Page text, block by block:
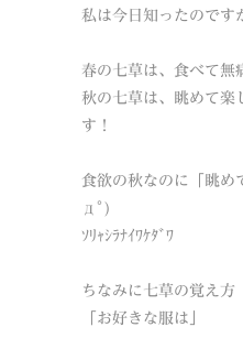
私は今日知ったのです
春の七草は、食べて無
秋の七草は、眺めて楽
す！
食欲の秋なのに「眺め
дﾟ)
ｿﾘｬｼﾗﾅｲﾜｹﾀﾞﾜ
ちなみに七草の覚え方
「お好きな服は」